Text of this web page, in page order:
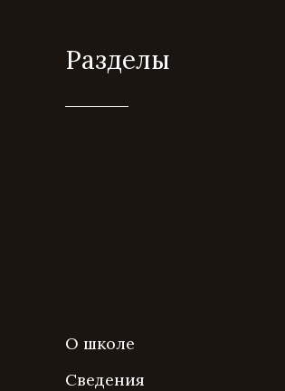
Разделы
О школе
Сведения